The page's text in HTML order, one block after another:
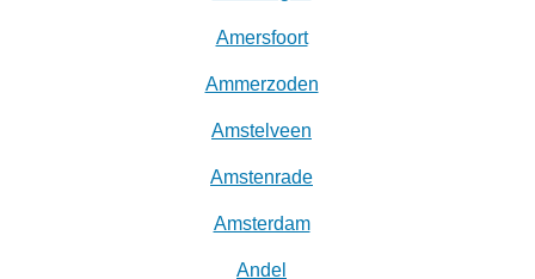
Amersfoort
Ammerzoden
Amstelveen
Amstenrade
Amsterdam
Andel